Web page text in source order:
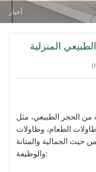
أخبار
المنزلية
من الحجر الطبيعي، مثل
الطعام، وطاولات
من حيث الجمالية والمتانة
والوظيفة: